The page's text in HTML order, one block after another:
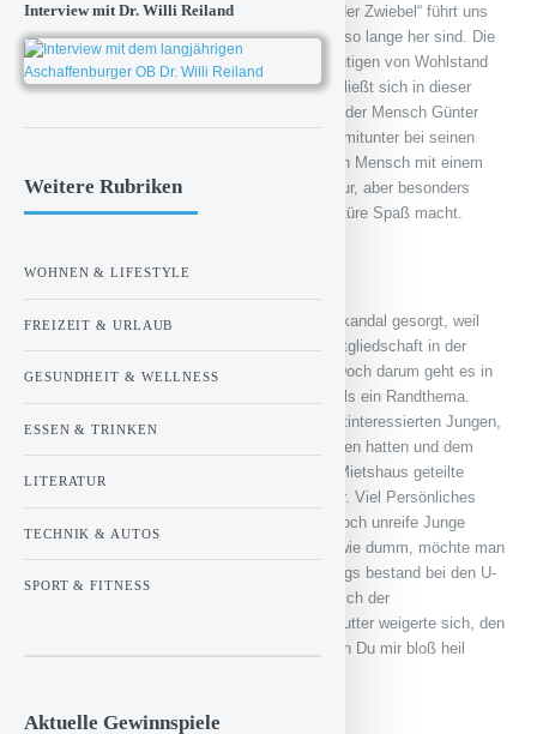
Geschichten und Anekdoten reiche „Häuten der Zwiebel“ führt uns
zurück in schwere Zeiten, die noch gar nicht so lange her sind. Die
aber vollkommen gegensätzlich zu unser heutigen von Wohlstand
geprägten Gesellschaft sind. Vor allem erschließt sich in dieser
schonungslos ehrlichen Autobiographie auch der Mensch Günter
Grass und es wird deutlich, dass hinter dem mitunter bei seinen
Auftritten als barsch empfundenen Dichter ein Mensch mit einem
weichen Kern gesteckt hat. Ein Buch nicht nur, aber besonders
auch für literarisch Interessierte, dessen Lektüre Spaß macht.
Skandal kaum ein Thema
Beim Erscheinen hatte das Buch für einen Skandal gesorgt, weil
Grass in diesem erstmals öffentlich seine Mitgliedschaft in der
Waffen-SS im Zweiten Weltkrieg bekannte. Doch darum geht es in
der Autobiographie nicht, dies ist dort allenfalls ein Randthema.
Geschildert wird das Aufwachsen eines kunstinteressierten Jungen,
dessen Eltern in Danzig ein Kolonialwarenladen hatten und dem
zum Beispiel das mit mehreren Parteien im Mietshaus geteilte
Außenklo auf der Zwischenetage zuwider war. Viel Persönliches
und etliche schöne Anekdoten also. Dieser noch unreife Junge
meldete sich dann im Alter von 15 Jahren – wie dumm, möchte man
meinen – freiwillig als U-Boot-Rekrut. Allerdings bestand bei den U-
Booten keinen Bedarf. So kam dann schließlich der
Einberufungsbescheid zur Waffen-SS. Die Mutter weigerte sich, den
Sohn zur Bahn zu begleiten und sagte: „Wenn Du mir bloß heil
Interview mit Dr. Willi Reiland
Weitere Rubriken
WOHNEN & LIFESTYLE
FREIZEIT & URLAUB
GESUNDHEIT & WELLNESS
ESSEN & TRINKEN
LITERATUR
TECHNIK & AUTOS
SPORT & FITNESS
Aktuelle Gewinnspiele